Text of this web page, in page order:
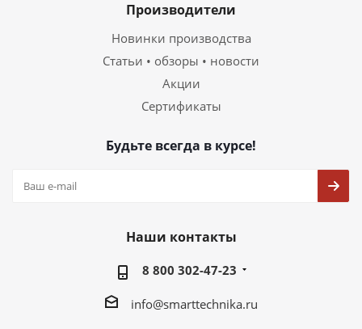
Производители
Новинки производства
Статьи • обзоры • новости
Акции
Сертификаты
Будьте всегда в курсе!
Наши контакты
8 800 302-47-23
info@smarttechnika.ru